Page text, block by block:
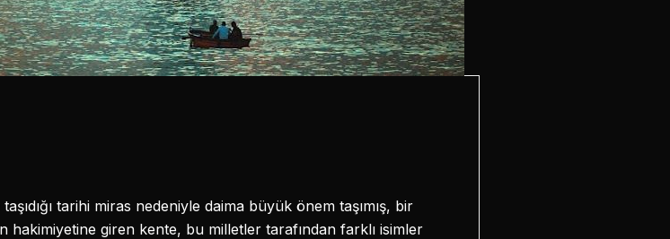
tarihi miras nedeniyle daima büyük önem taşımış, bir
giren kente, bu milletler tarafından farklı isimler